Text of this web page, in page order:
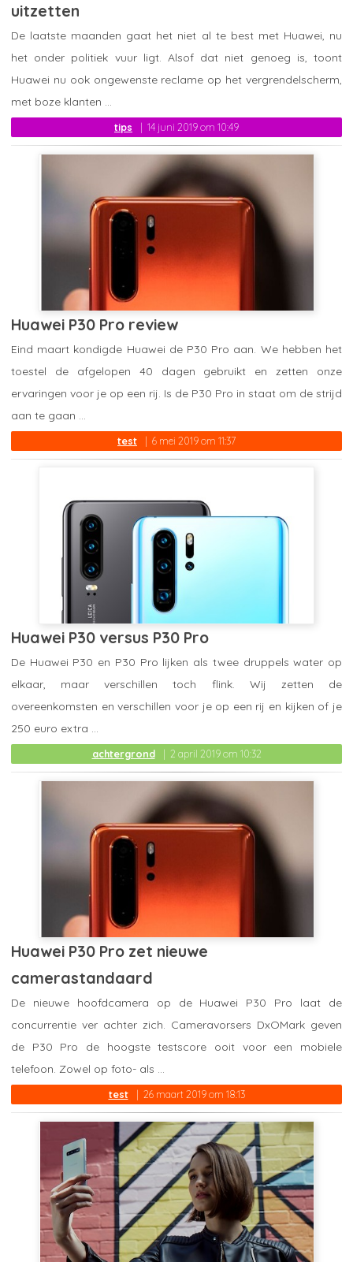
uitzetten
tips 14 juni 2019 om 10:49
De laatste maanden gaat het niet al te best met Huawei, nu
het onder politiek vuur ligt. Alsof dat niet genoeg is, toont
Huawei nu ook ongewenste reclame op het vergrendelscherm,
met boze klanten ...
Huawei P30 Pro review
test 6 mei 2019 om 11:37
Eind maart kondigde Huawei de P30 Pro aan. We hebben het
toestel de afgelopen 40 dagen gebruikt en zetten onze
ervaringen voor je op een rij. Is de P30 Pro in staat om de strijd
aan te gaan ...
Huawei P30 versus P30 Pro
achtergrond 2 april 2019 om 10:32
De Huawei P30 en P30 Pro lijken als twee druppels water op
elkaar, maar verschillen toch flink. Wij zetten de
overeenkomsten en verschillen voor je op een rij en kijken of je
250 euro extra ...
Huawei P30 Pro zet nieuwe
camerastandaard
test 26 maart 2019 om 18:13
De nieuwe hoofdcamera op de Huawei P30 Pro laat de
concurrentie ver achter zich. Cameravorsers DxOMark geven
de P30 Pro de hoogste testscore ooit voor een mobiele
telefoon. Zowel op foto- als ...